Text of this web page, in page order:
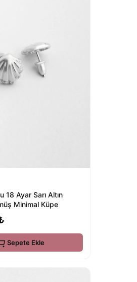
18 Ayar Sarı Altın
Minimal Küpe
Sepete Ekle